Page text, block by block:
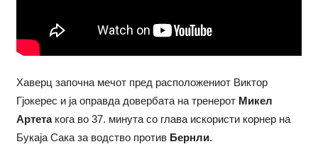
Хаверц започна мечот пред расположениот Виктор
Гјокерес и ја оправда довербата на тренерот Микел
Артетакога во 37. минута со глава искористи корнер на
Букаја Сака за водство против Бернли.